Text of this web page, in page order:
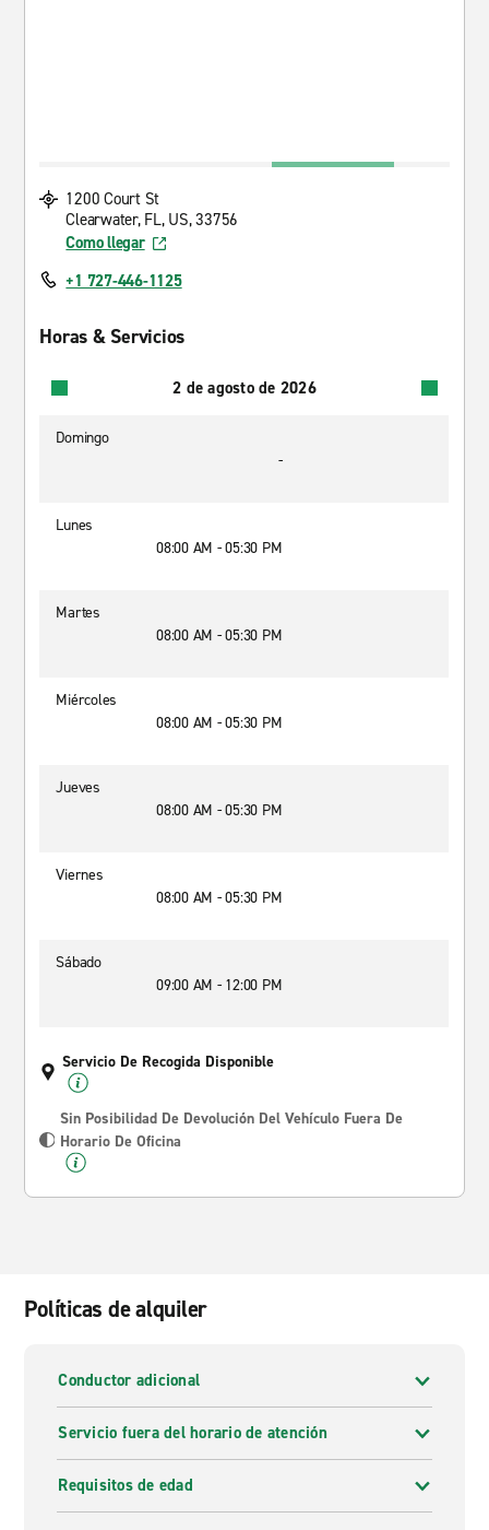
1200 Court St
Clearwater, FL, US, 33756
Como llegar
+1 727-446-1125
Horas & Servicios
2 de agosto de 2026
Domingo
-
Lunes
08:00 AM - 05:30 PM
Martes
08:00 AM - 05:30 PM
Miércoles
08:00 AM - 05:30 PM
Jueves
08:00 AM - 05:30 PM
Viernes
08:00 AM - 05:30 PM
Sábado
09:00 AM - 12:00 PM
Servicio De Recogida Disponible
Sin Posibilidad De Devolución Del Vehículo Fuera De
Horario De Oficina
Políticas de alquiler
Conductor adicional
Servicio fuera del horario de atención
Requisitos de edad